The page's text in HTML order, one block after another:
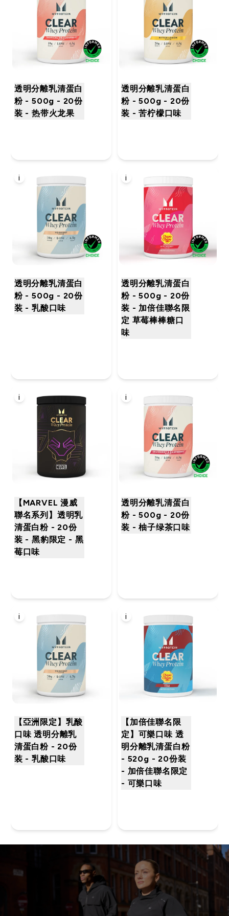
透明分離乳清蛋白
粉 - 500g - 20份
装 - 热带火龙果
透明分離乳清蛋白
粉 - 500g - 20份
装 - 苦柠檬口味
i
透明分離乳清蛋白
粉 - 500g - 20份
装 - 乳酸口味
i
透明分離乳清蛋白
粉 - 500g - 20份
装 - 加倍佳聯名限
定 草莓棒棒糖口
味
i
【MARVEL 漫威
聯名系列】透明乳
清蛋白粉 - 20份
装 - 黑豹限定 - 黑
莓口味
i
透明分離乳清蛋白
粉 - 500g - 20份
装 - 柚子绿茶口味
i
【亞洲限定】乳酸
口味 透明分離乳
清蛋白粉 - 20份
装 - 乳酸口味
i
【加倍佳聯名限
定】可樂口味 透
明分離乳清蛋白粉
- 520g - 20份装
- 加倍佳聯名限定
- 可樂口味